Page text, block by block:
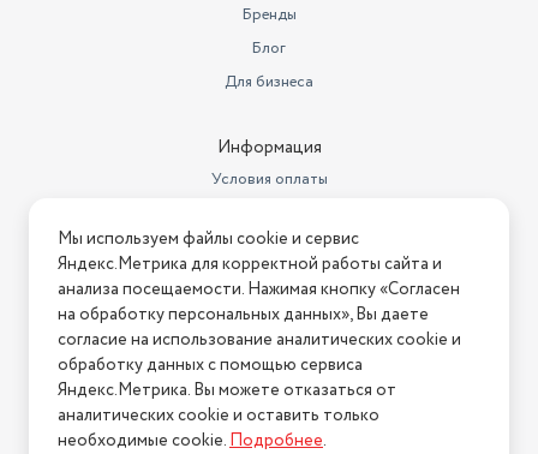
Бренды
Блог
Для бизнеса
Информация
Условия оплаты
Условия возврата
Нашли ошибку на сайте? Напишите нам
2026 © Интернет-магазин "АстМаркет". У нас есть всё!
Политика конфиденциальности
Мы используем файлы cookie и сервис
Яндекс.Метрика для корректной работы сайта и
анализа посещаемости. Нажимая кнопку «Согласен
на обработку персональных данных», Вы даете
согласие на использование аналитических cookie и
обработку данных с помощью сервиса
Яндекс.Метрика. Вы можете отказаться от
аналитических cookie и оставить только
необходимые cookie.Подробнее.